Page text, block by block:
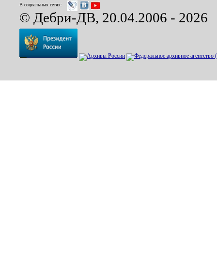
В социальных сетях:
© Дебри-ДВ, 20.04.2006 - 2026